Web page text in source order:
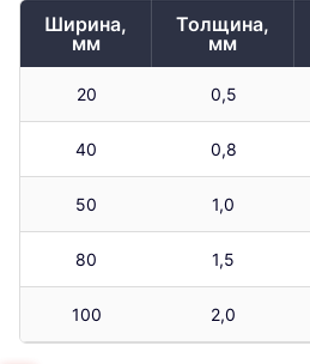
Ширина,
мм
Толщина,
мм
20 0,5
40 0,8
50 1,0
80 1,5
100 2,0